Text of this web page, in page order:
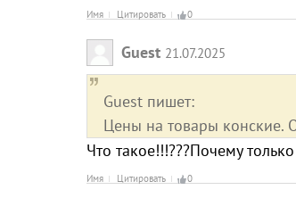
Имя Цитировать 0
Guest 21.07.2025
Guest пишет:
Цены на товары конские.
Что такое!!!???Почему
Имя Цитировать 0